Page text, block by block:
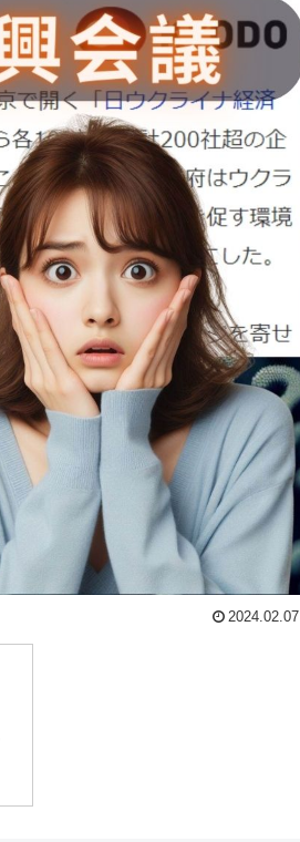
2024.02.07